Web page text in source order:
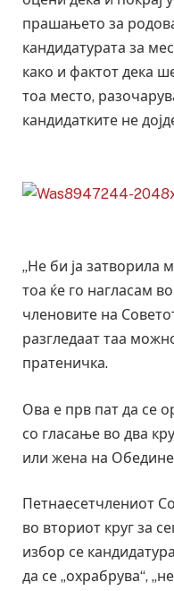
прашањето за
кандидатурата за
како и фактот дека
тоа место,
кандидатките не
„Не би ја затворила
тоа ќе го нагласам
членовите на
разгледаат таа
пратеничка.
Ова е прв пат да се
со гласање во два
или жена на
Петнаесетчлениот
во вториот круг за
избор се
да се „охрабрува“,